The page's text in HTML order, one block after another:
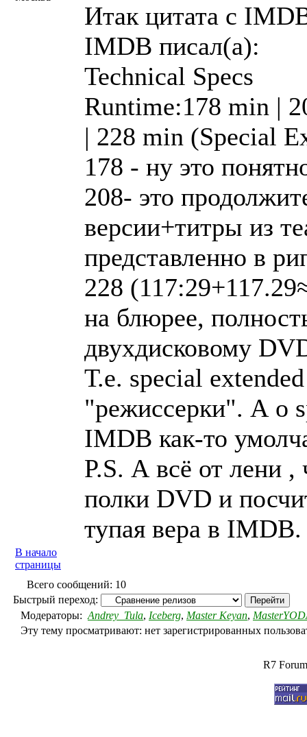
Итак цитата с
IMDB писал(a):
Technical Specs
Runtime:178 min |
| 228 min (Special
178 - ну это
208- это
версии+титры из
представленно в
228
на блюрее,
двухдисковому
Т.е. special
"режиссерки". А о
IMDB как-то
P.S. А всё от лени ,
полки DVD и
тупая вера в IMDB.
В начало
страницы
Всего сообщений: 10
Быстрый переход:
Модераторы: Andrey_Tula, Iceberg, Master Keyan,
Эту тему просматривают: нет зарегистрированных
R7